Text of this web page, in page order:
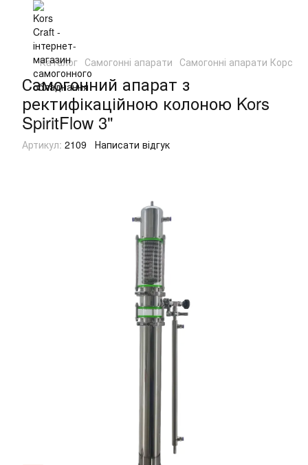
Каталог Самогонні апарати Самогонні апарати Корс
Самогонний апарат з
ректифікаційною колоною Kors
SpiritFlow 3"
Артикул: 2109 Написати відгук